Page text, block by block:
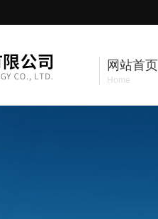
网站首页
Home